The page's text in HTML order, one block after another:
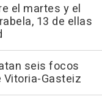
el martes y el
13 de ellas
seis focos
Vitoria-Gasteiz